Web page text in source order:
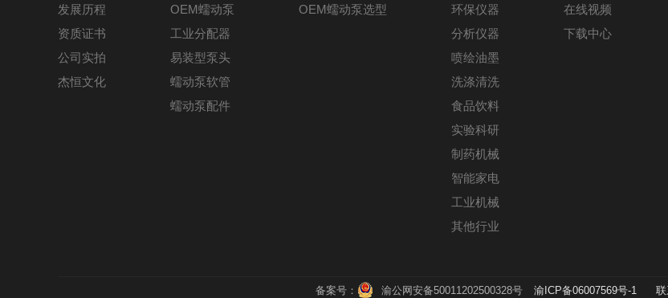
发展历程
资质证书
公司实拍
杰恒文化
OEM蠕动泵
工业分配器
易装型泵头
蠕动泵软管
蠕动泵配件
OEM蠕动泵选型
环保仪器
分析仪器
喷绘油墨
洗涤清洗
食品饮料
实验科研
制药机械
智能家电
工业机械
其他行业
在线视频
下载中心
备案号： 渝公网安备50011202500328号 渝ICP备06007569号-1